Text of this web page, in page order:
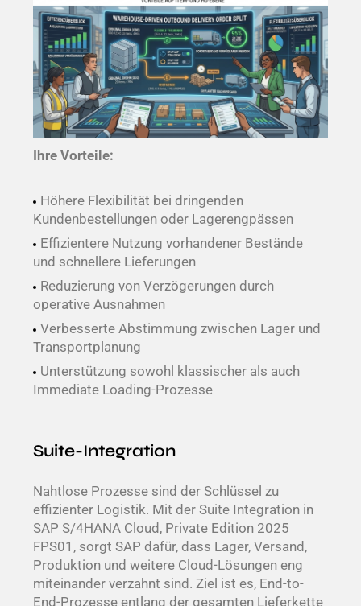
Ihre Vorteile:
Höhere Flexibilität bei dringenden
Kundenbestellungen oder Lagerengpässen
Effizientere Nutzung vorhandener Bestände
und schnellere Lieferungen
Reduzierung von Verzögerungen durch
operative Ausnahmen
Verbesserte Abstimmung zwischen Lager und
Transportplanung
Unterstützung sowohl klassischer als auch
Immediate Loading-Prozesse
Suite-Integration
Nahtlose Prozesse sind der Schlüssel zu
effizienter Logistik. Mit der Suite Integration in
SAP S/4HANA Cloud, Private Edition 2025
FPS01, sorgt SAP dafür, dass Lager, Versand,
Produktion und weitere Cloud-Lösungen eng
miteinander verzahnt sind. Ziel ist es, End-to-
End-Prozesse entlang der gesamten Lieferkette